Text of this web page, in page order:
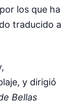
los que ha
traducido a
y dirigió
Bellas